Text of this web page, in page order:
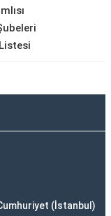
(İstanbul)